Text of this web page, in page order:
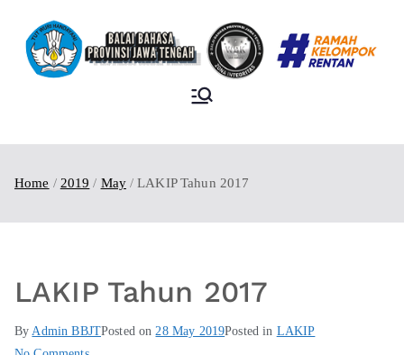
TENGAH
Home 2019 May LAKIP Tahun 2017
LAKIP Tahun 2017
By Admin BBJTPosted on 28 May 2019Posted in LAKIP